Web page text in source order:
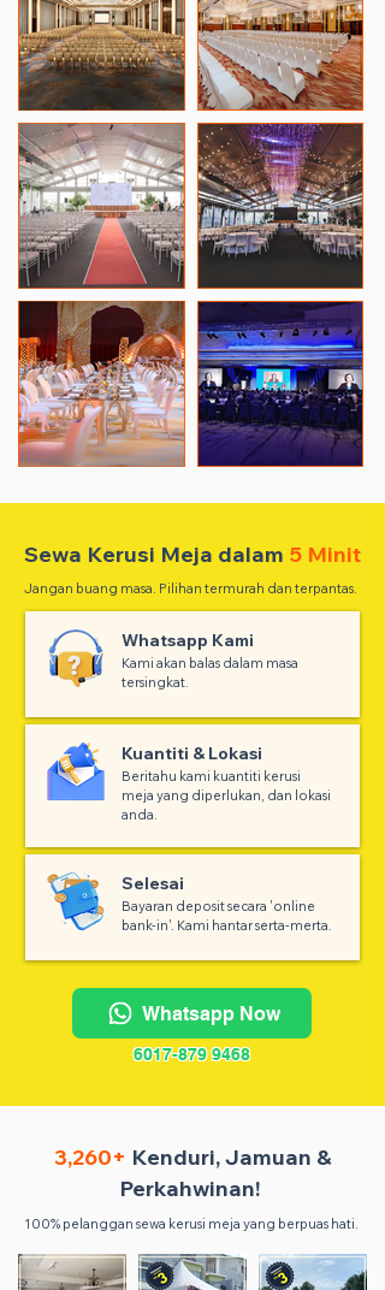
Sewa Kerusi Meja dalam 5 Minit
Jangan buang masa. Pilihan termurah dan terpantas.
Whatsapp Kami
Kami akan balas dalam masa
tersingkat.
Kuantiti & Lokasi
Beritahu kami kuantiti kerusi
meja yang diperlukan, dan lokasi
anda.
Selesai
Bayaran deposit secara 'online
bank-in'. Kami hantar serta-merta.
Whatsapp Now
6017-879 9468
3,260+ Kenduri, Jamuan &
Perkahwinan!
100% pelanggan sewa kerusi meja yang berpuas hati.